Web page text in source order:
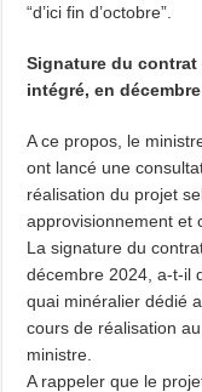
“d’ici fin d’octobre”.
Signature du
intégré, en
A ce propos, le
ont lancé une
réalisation du projet
approvisionnement et
La signature du
décembre 2024, a-t-il
quai minéralier dédié
cours de réalisation
ministre.
A rappeler que le